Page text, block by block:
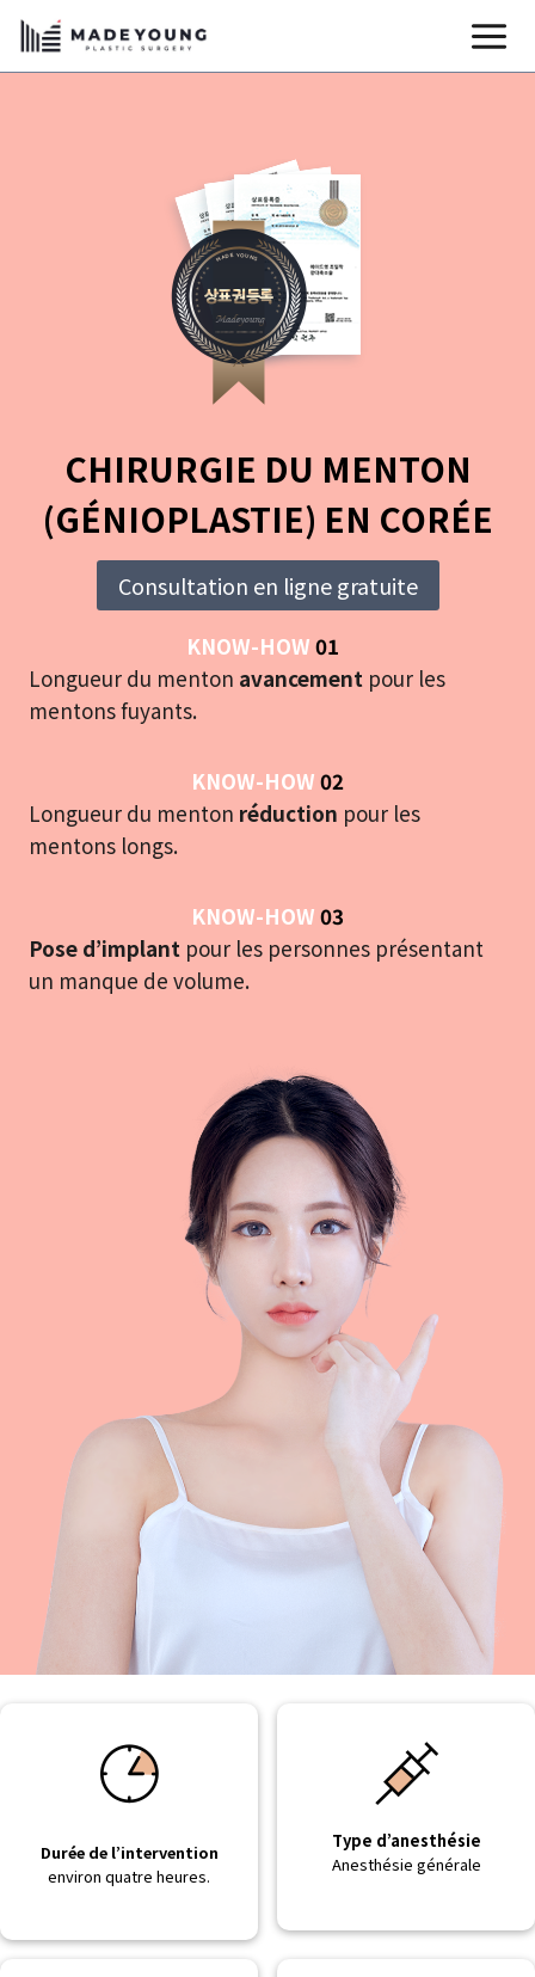
Aller
au
contenu
CHIRURGIE DU MENTON
(GÉNIOPLASTIE) EN CORÉE
Consultation en ligne gratuite
KNOW-HOW 01
Longueur du menton avancement pour les
mentons fuyants.
KNOW-HOW 02
Longueur du menton réduction pour les
mentons longs.
KNOW-HOW 03
Pose d’implant pour les personnes présentant
un manque de volume.
Durée de l’intervention
environ quatre heures.
Type d’anesthésie
Anesthésie générale